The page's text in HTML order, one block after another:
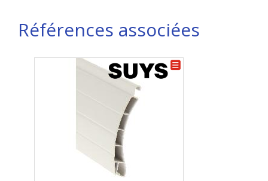
Références associées